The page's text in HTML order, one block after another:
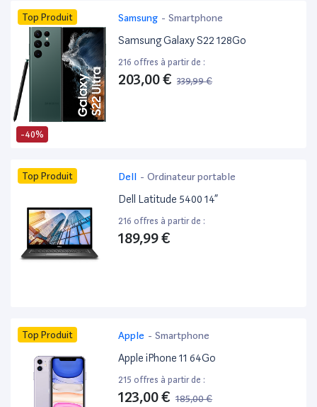
-40%
Top Produit Samsung - Smartphone
Samsung Galaxy S22 128Go
216 offres à partir de :
203,00 € 339,99 €
Top Produit Dell - Ordinateur portable
Dell Latitude 5400 14”
216 offres à partir de :
189,99 €
Top Produit Apple - Smartphone
Apple iPhone 11 64Go
215 offres à partir de :
123,00 € 185,00 €